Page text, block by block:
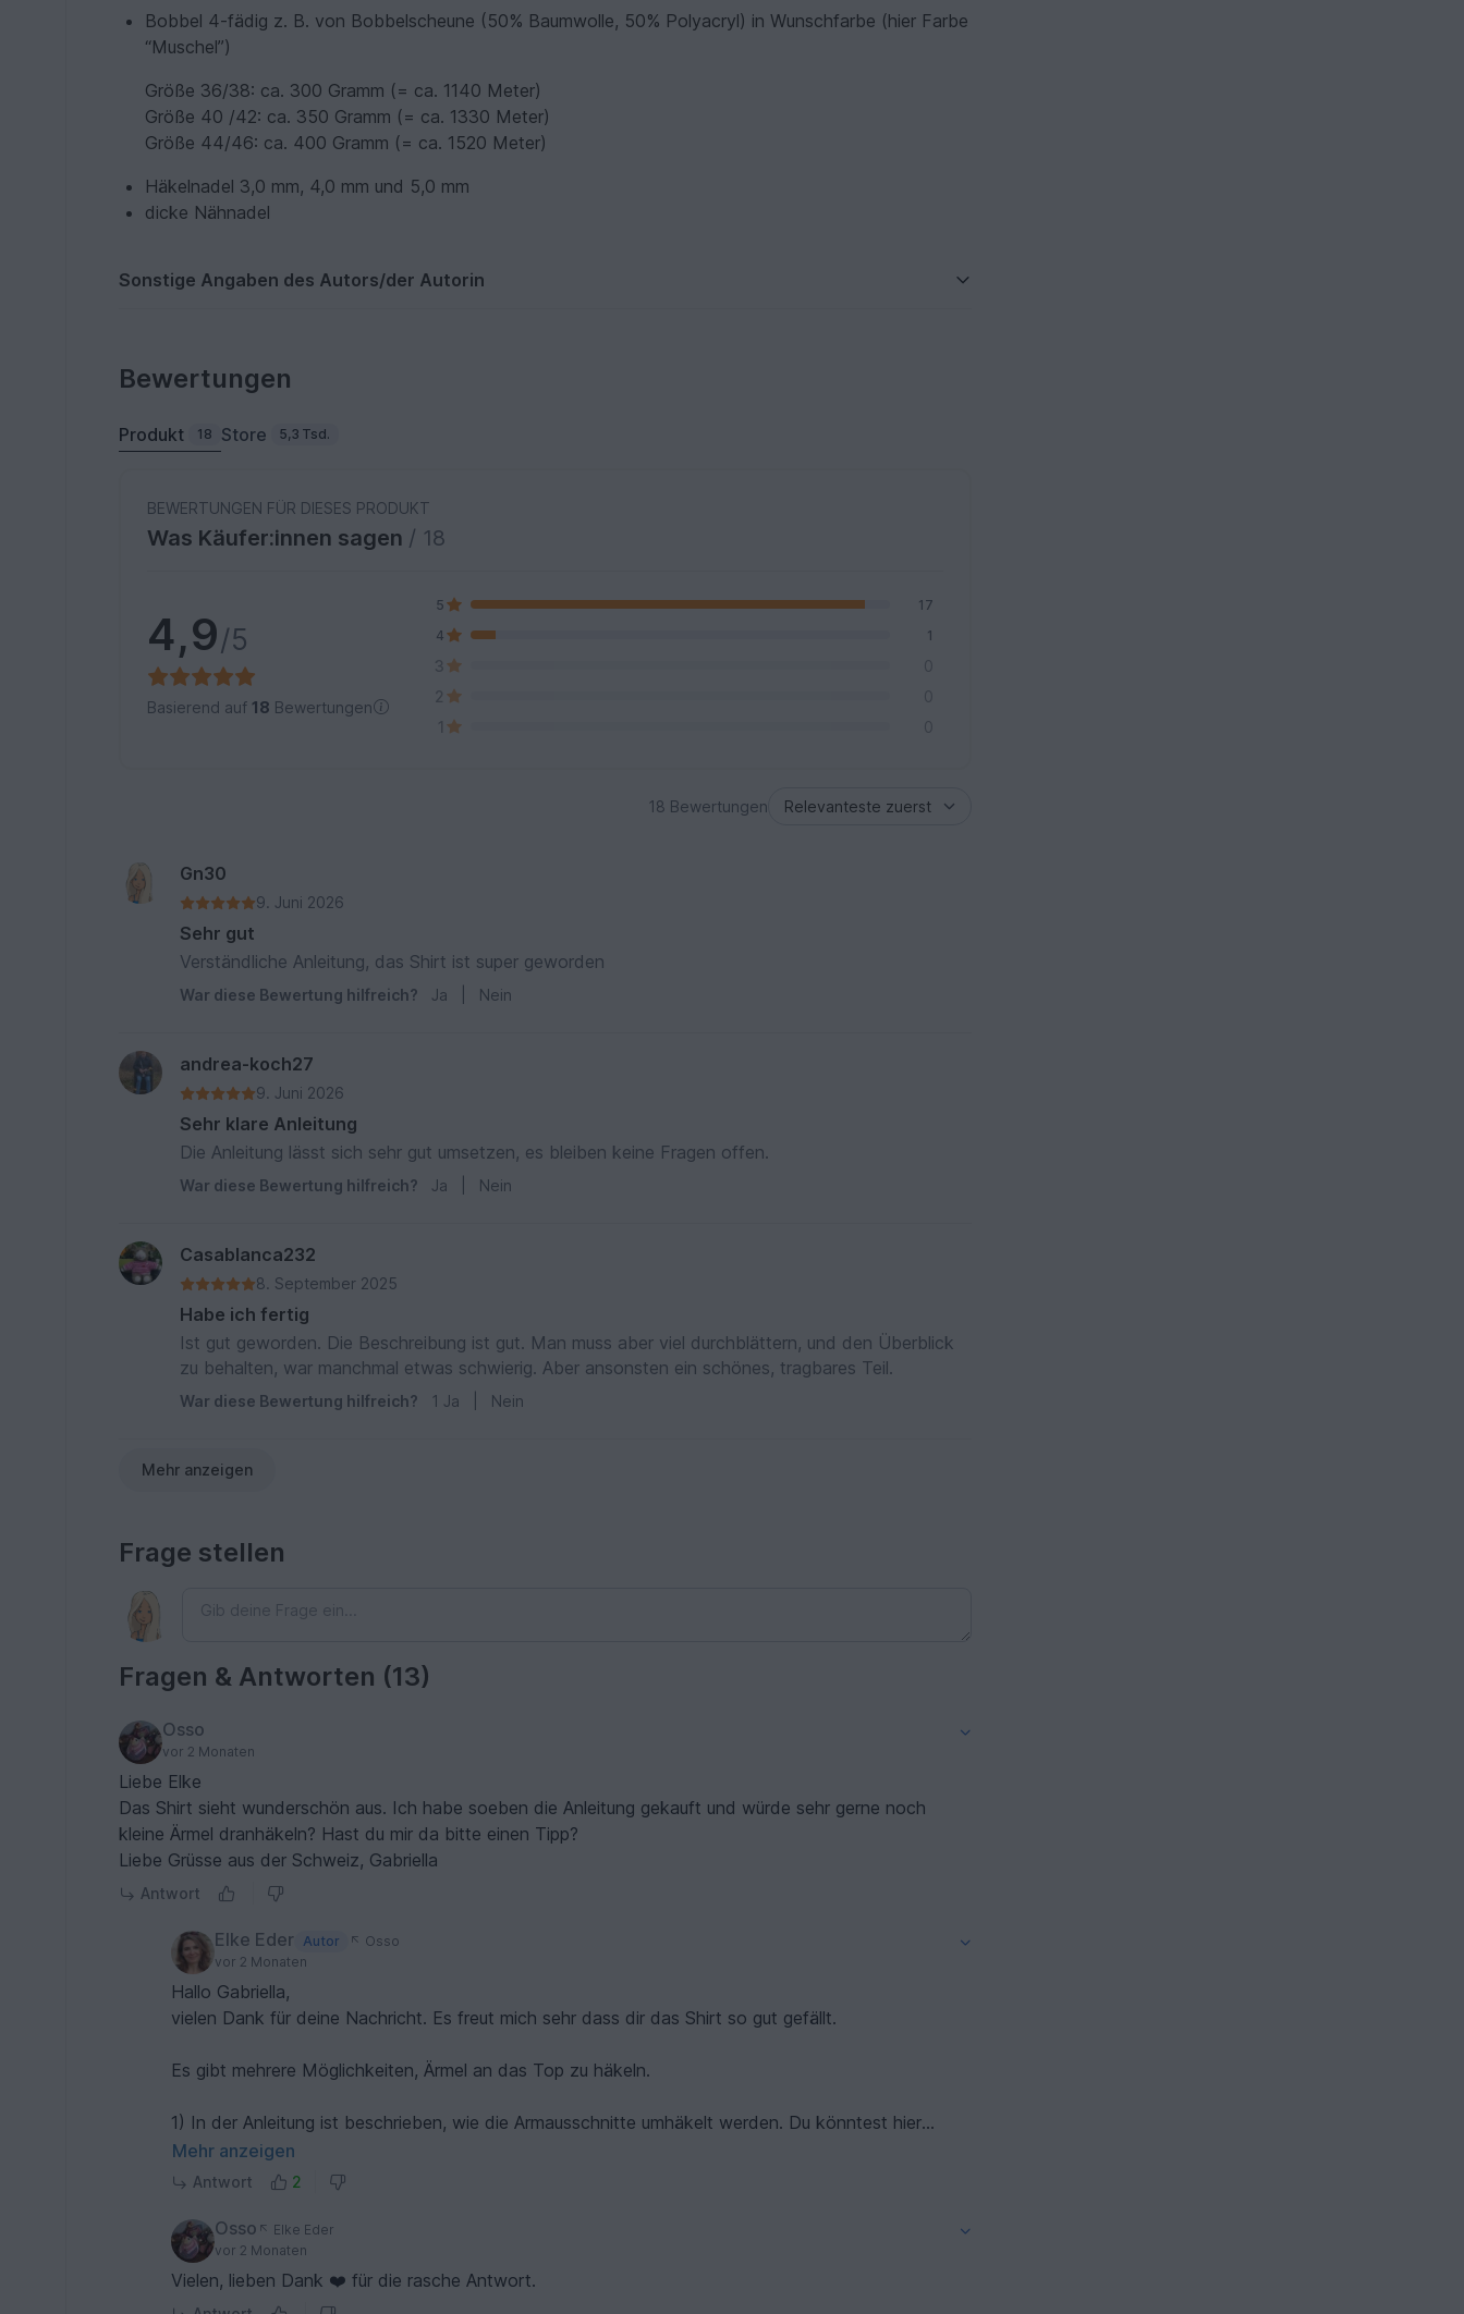
Bobbel 4-fädig z. B. von Bobbelscheune (50% Baumwolle, 50% Polyacryl) in Wunschfarbe (hier Farbe
“Muschel”)
Größe 36/38: ca. 300 Gramm (= ca. 1140 Meter)
Größe 40 /42: ca. 350 Gramm (= ca. 1330 Meter)
Größe 44/46: ca. 400 Gramm (= ca. 1520 Meter)
Häkelnadel 3,0 mm, 4,0 mm und 5,0 mm
dicke Nähnadel
Sonstige Angaben des Autors/der Autorin
Bewertungen
Produkt 18 Store 5,3 Tsd.
BEWERTUNGEN FÜR DIESES PRODUKT
Was Käufer:innen sagen / 18
4,9/5
Basierend auf 18 Bewertungen
5
17
4
1
3
0
2
0
1
0
18 Bewertungen
Gn30
9. Juni 2026
Sehr gut
Verständliche Anleitung, das Shirt ist super geworden
War diese Bewertung hilfreich? Ja Nein
andrea-koch27
9. Juni 2026
Sehr klare Anleitung
Die Anleitung lässt sich sehr gut umsetzen, es bleiben keine Fragen offen.
War diese Bewertung hilfreich? Ja Nein
Casablanca232
8. September 2025
Habe ich fertig
Ist gut geworden. Die Beschreibung ist gut. Man muss aber viel durchblättern, und den Überblick
zu behalten, war manchmal etwas schwierig. Aber ansonsten ein schönes, tragbares Teil.
War diese Bewertung hilfreich? 1 Ja Nein
Mehr anzeigen
Frage stellen
Fragen & Antworten (13)
Osso
vor 2 Monaten
Liebe Elke
Das Shirt sieht wunderschön aus. Ich habe soeben die Anleitung gekauft und würde sehr gerne noch
kleine Ärmel dranhäkeln? Hast du mir da bitte einen Tipp?
Liebe Grüsse aus der Schweiz, Gabriella
Antwort
Elke Eder Autor
Osso
vor 2 Monaten
Hallo Gabriella,
vielen Dank für deine Nachricht. Es freut mich sehr dass dir das Shirt so gut gefällt.
Es gibt mehrere Möglichkeiten, Ärmel an das Top zu häkeln.
1) In der Anleitung ist beschrieben, wie die Armausschnitte umhäkelt werden. Du könntest hier
einfach noch einige Reihen mit Stäbchen anfügen – das wäre die einfachste Variante.
einem einzelnen Muster häkeln. Wichtig ist dabei, dass die Maschenzahl zum jeweiligen Muster
passt. Für den Mustermix müsste die Maschenzahl durch 12 + 7 teilbar sein. Wenn du nur ein Muster
wählst, passe die Maschenzahl entsprechend an dieses Muster an.
Mehr anzeigen
Antwort 2
Osso
Elke Eder
vor 2 Monaten
Vielen, lieben Dank ❤️ für die rasche Antwort.